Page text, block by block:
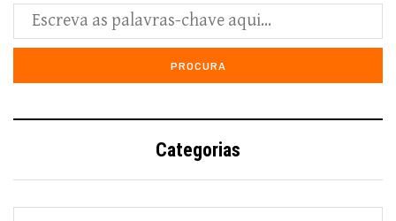
Categorias